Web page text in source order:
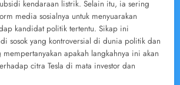
kendaraan listrik. Selain itu, ia sering
media sosialnya untuk menyuarakan
kandidat politik tertentu. Sikap ini
sosok yang kontroversial di dunia politik dan
mempertanyakan apakah langkahnya ini akan
citra Tesla di mata investor dan